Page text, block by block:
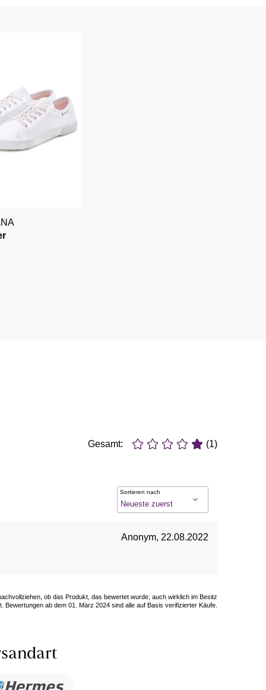
Gesamt: (1)
Sortieren nach
Anonym, 22.08.2022
ob das Produkt, das bewertet wurde, auch wirklich im Besitz
Bewertungen ab dem 01. März 2024 sind alle auf Basis verifizierter Käufe.